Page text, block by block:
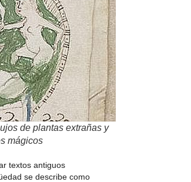
de plantas extrañas y
mágicos
textos antiguos
se describe como